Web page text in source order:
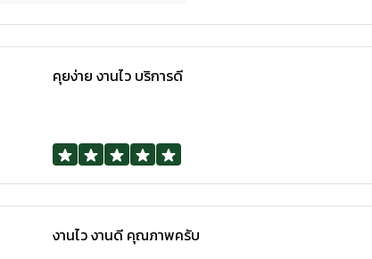
คุยง่าย งานไว บริการดี
งานไว งานดี คุณภาพครับ